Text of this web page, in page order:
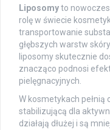
Liposomyto
rolę w świecie
transportowanie
głębszych warstw
liposomy skutecznie
znacząco podnosi
pielęgnacyjnych.
W kosmetykach pełnią
stabilizującą dla
działają dłużej i są